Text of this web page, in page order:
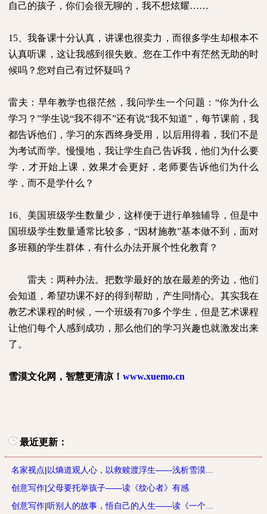
自己的孩子，你们会很无聊的，我不想炫耀……
15 、我备课十分认真，讲课也很卖力，而很多学生却根本不
认真听课，这让我感到很失败。您在工作中有茫然无助的时
候吗？您对自己有过怀疑吗？
雷夫：早年教学也很茫然，我问学生一个问题：“你为什么
学习？”学生说“我不得不”还有说“我不知道”，每节课前，我
都告诉他们，学习的东西终身受用，以后用得着，我们不是
为考试而学。慢慢地，我让学生自己告诉我，他们为什么要
学，才开始上课，效果才会更好，老师要告诉他们为什么
学，而不是学什么？
16 、美国班级学生数量少，这样便于进行单独辅导，但是中
国班级学生数量通常比较多，“因材施教”基本做不到，面对
多班额的学生群体，有什么办法开展个性化教育？
雷夫：两种办法。把数学最好的放在最差的旁边，他们
会知道，希望功课不好的得到帮助，产生同情心。其实我在
教艺术课程的时候，一个班级有70多个学生，但是艺术课程
让他们每个人感到成功，那么他们的学习兴趣也就激发出来
了。
雪漠文化网，智慧更清凉！ www.xuemo.cn
最近更新：
名家视点|以熵道观人心，以救赎渡浮生——浅析雪漠...
创意写作|父母要托举孩子——读《纹心者》有感
创意写作|听别人的故事，悟自己的人生——读《一个...